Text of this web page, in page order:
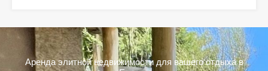
Аренда элитной недвижимости для вашего отдыха в